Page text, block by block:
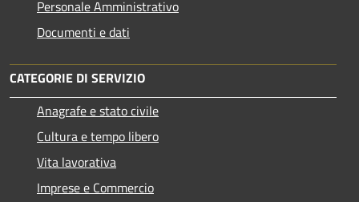
Personale Amministrativo
Documenti e dati
CATEGORIE DI SERVIZIO
Anagrafe e stato civile
Cultura e tempo libero
Vita lavorativa
Imprese e Commercio